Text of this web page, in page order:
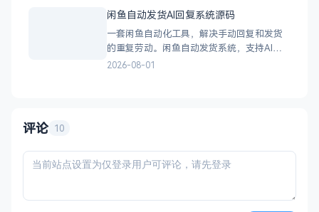
略，循序渐进挑战通关 无敌版：无失败压
力，轻松快速合成升级，纯休
闲鱼自动发货AI回复系统源码
一套闲鱼自动化工具，解决手动回复和发货
的重复劳动。闲鱼自动发货系统，支持AI智
能回复、多账号管理、订单自动处理、数据
2026-08-01
评论 10